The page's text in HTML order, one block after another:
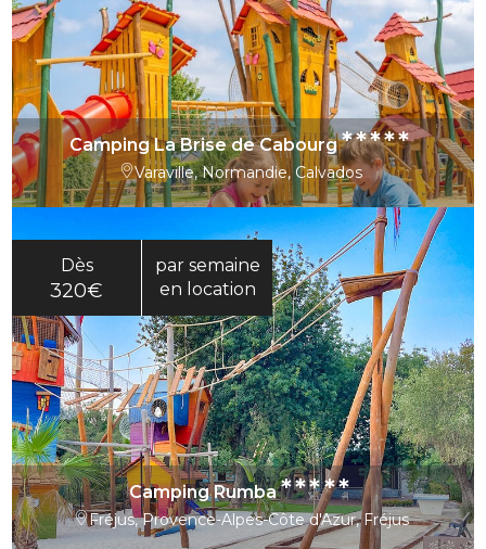
Camping La Brise de Cabourg*****
Varaville, Normandie, Calvados
Dès
320€
par semaine
en location
Camping Rumba*****
Fréjus, Provence-Alpes-Côte d'Azur, Fréjus